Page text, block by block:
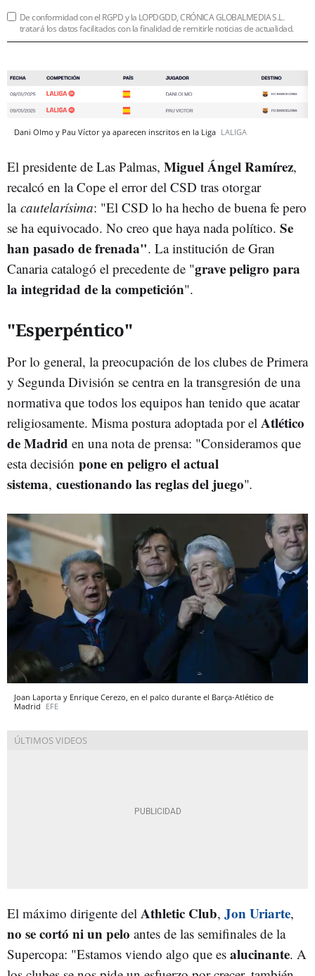
De conformidad con el RGPD y la LOPDGDD, CRÓNICA GLOBALMEDIA S.L.
tratará los datos facilitados con la finalidad de remitirle noticias de actualidad.
Dani Olmo y Pau Víctor ya aparecen inscritos en la Liga LALIGA
El presidente de Las Palmas, Miguel Ángel Ramírez,
recalcó en la Cope el error del CSD tras otorgar
la cautelarísima: "El CSD lo ha hecho de buena fe pero
se ha equivocado. No creo que haya nada político. Se
han pasado de frenada". La institución de Gran
Canaria catalogó el precedente de "grave peligro para
la integridad de la competición".
"Esperpéntico"
Por lo general, la preocupación de los clubes de Primera
y Segunda División se centra en la transgresión de una
normativa que todos los equipos han tenido que acatar
religiosamente. Misma postura adoptada por el Atlético
de Madrid en una nota de prensa: "Consideramos que
esta decisión pone en peligro el actual
sistema, cuestionando las reglas del juego".
Joan Laporta y Enrique Cerezo, en el palco durante el Barça-Atlético de
Madrid EFE
El máximo dirigente del Athletic Club, Jon Uriarte,
no se cortó ni un pelo antes de las semifinales de la
Supercopa: "Estamos viendo algo que es alucinante. A